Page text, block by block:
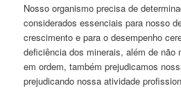
Nosso organismo precisa de
considerados essenciais para nosso
crescimento e para o desempenho
deficiência dos minerais, além de não
em ordem, também prejudicamos
prejudicando nossa atividade